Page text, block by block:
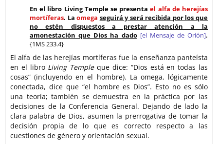
En el libro Living Temple se presentael alfa de herejías
mortíferas. Laomega seguirá y será recibida por los que
no estén dispuestos a prestar atención a la
amonestación que Dios ha dado [el Mensaje de Orión].
{1MS 233.4}
El alfa de las herejías mortíferas fue la enseñanza panteísta
en el libro Living Templeque dice: “Dios está en todas las
cosas” (incluyendo en el hombre). La omega, lógicamente
conectada, dice que “el hombre es Dios”. Esto no es sólo
una teoría; también se demuestra en la práctica por las
decisiones de la Conferencia General. Dejando de lado la
clara palabra de Dios, asumen la prerrogativa de tomar la
decisión propia de lo que es correcto respecto a las
cuestiones de género y orientación sexual.